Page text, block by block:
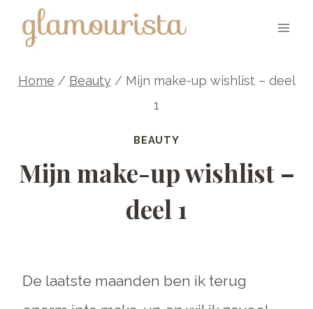
content
Home / Beauty / Mijn make-up wishlist – deel
1
BEAUTY
Mijn make-up wishlist –
deel 1
De laatste maanden ben ik terug